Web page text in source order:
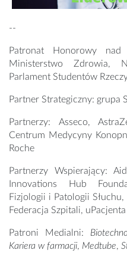
--
Patronat Honorowy
Ministerstwo Zdrowia,
Parlament Studentów
Partner Strategiczny: grupa
Partnerzy: Asseco,
Centrum Medycyny
Roche
Partnerzy Wspierający:
Innovations Hub
Fizjologii i Patologii
Federacja Szpitali, uPacjenta
Patroni Medialni:
Kariera w farmacji, Medtube,